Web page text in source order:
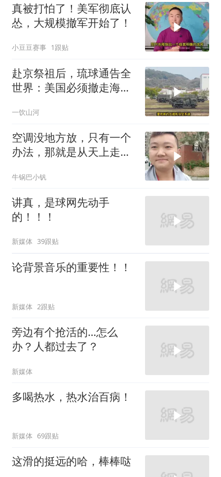
真被打怕了！美军彻底认
怂，大规模撤军开始了！
小豆豆赛事 1跟贴
赴京祭祖后，琉球通告全
世界：美国必须撤走海马
一饮山河
空调没地方放，只有一个
办法，那就是从天上走，
牛锅巴小钒
讲真，是球网先动手
的！！！
新媒体 39跟贴
论背景音乐的重要性！！
新媒体 2跟贴
旁边有个抢活的…怎么
办？人都过去了？
新媒体
多喝热水，热水治百病！
新媒体 69跟贴
这滑的挺远的哈，棒棒哒